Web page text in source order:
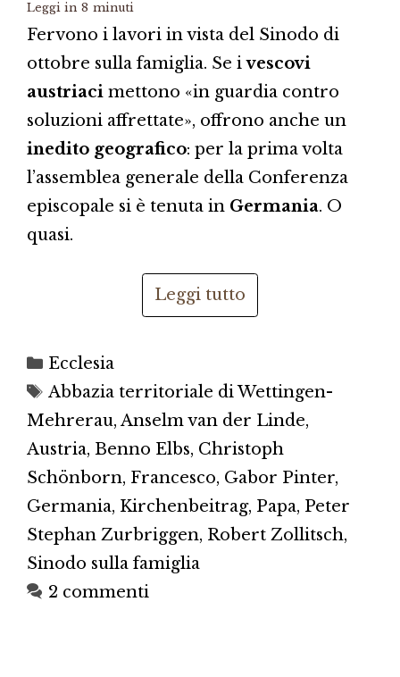
Leggi in 8 minuti
Fervono i lavori in vista del Sinodo di
ottobre sulla famiglia. Se ivescovi
austriaci mettono «in guardia contro
soluzioni affrettate», offrono anche un
inedito geografico: per la prima volta
l’assemblea generale della Conferenza
episcopale si è tenuta in Germania. O
quasi.
Leggi tutto
Categorie
Ecclesia
Tag
Abbazia territoriale di Wettingen-
Mehrerau, Anselm van der Linde,
Austria, Benno Elbs, Christoph
Schönborn, Francesco, Gabor Pinter,
Germania, Kirchenbeitrag, Papa, Peter
Stephan Zurbriggen, Robert Zollitsch,
Sinodo sulla famiglia
2 commenti